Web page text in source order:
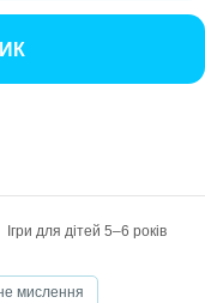
Ігри для дітей 5–6 років
мислення